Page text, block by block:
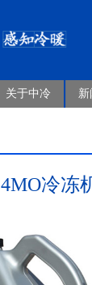
关于中冷 新
冷冻